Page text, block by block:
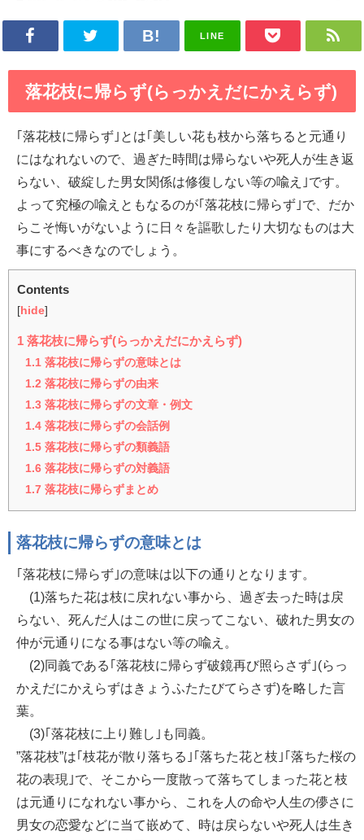
LINE
落花枝に帰らず(らっかえだにかえらず)
｢落花枝に帰らず｣とは｢美しい花も枝から落ちると元通り
にはなれないので、過ぎた時間は帰らないや死人が生き返
らない、破綻した男女関係は修復しない等の喩え｣です。
よって究極の喩えともなるのが｢落花枝に帰らず｣で、だか
らこそ悔いがないように日々を謳歌したり大切なものは大
事にするべきなのでしょう。
Contents
[ hide]
1 落花枝に帰らず(らっかえだにかえらず)
1.1 落花枝に帰らずの意味とは
1.2 落花枝に帰らずの由来
1.3 落花枝に帰らずの文章・例文
1.4 落花枝に帰らずの会話例
1.5 落花枝に帰らずの類義語
1.6 落花枝に帰らずの対義語
1.7 落花枝に帰らずまとめ
落花枝に帰らずの意味とは
｢落花枝に帰らず｣の意味は以下の通りとなります。
(1)落ちた花は枝に戻れない事から、過ぎ去った時は戻
らない、死んだ人はこの世に戻ってこない、破れた男女の
仲が元通りになる事はない等の喩え。
(2)同義である｢落花枝に帰らず破鏡再び照らさず｣(らっ
かえだにかえらずはきょうふたたびてらさず)を略した言
葉。
(3)｢落花枝に上り難し｣も同義。
”落花枝”は｢枝花が散り落ちる｣｢落ちた花と枝｣｢落ちた桜の
花の表現｣で、そこから一度散って落ちてしまった花と枝
は元通りになれない事から、これを人の命や人生の儚さに
男女の恋愛などに当て嵌めて、時は戻らないや死人は生き